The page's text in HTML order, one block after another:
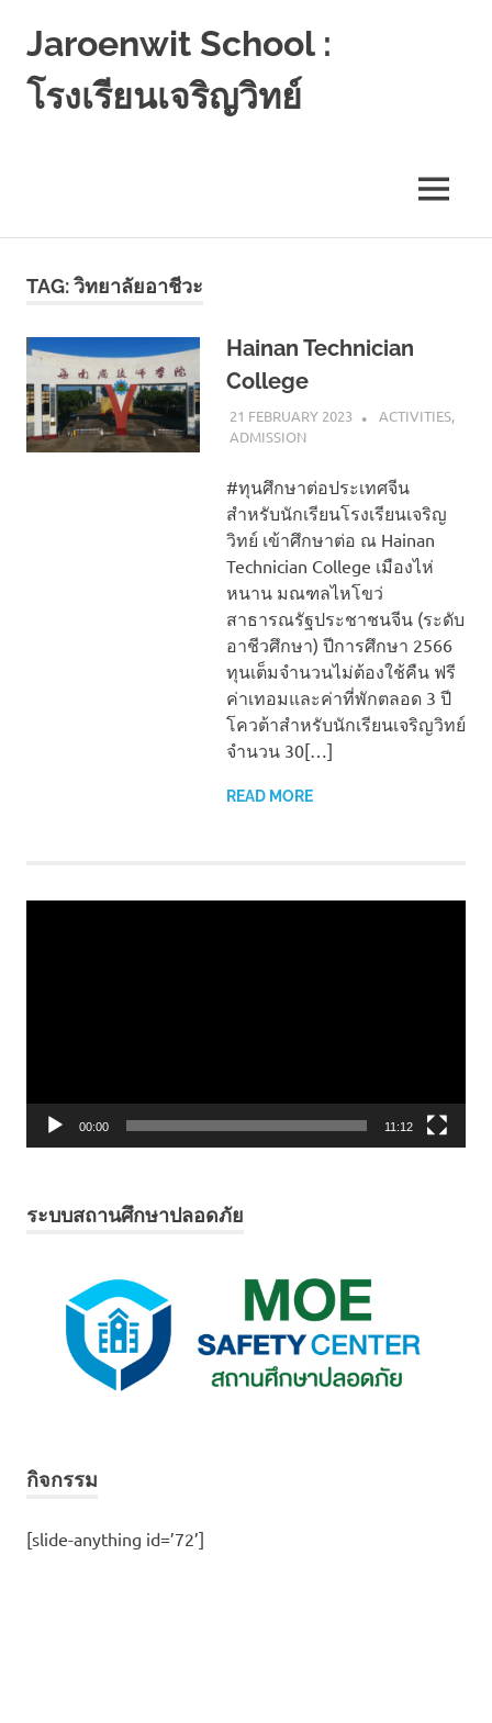
Jaroenwit School :
โรงเรียนเจริญวิทย์
MENU
TAG:วิทยาลัยอาชีวะ
Hainan Technician
College
21 FEBRUARY 2023 NAPASS
ACTIVITIES,
ADMISSION
#ทุนศึกษาต่อประเทศจีน
สำหรับนักเรียนโรงเรียนเจริญ
วิทย์ เข้าศึกษาต่อ ณ Hainan
Technician College เมืองไห่
หนาน มณฑลไหโขว่
สาธารณรัฐประชาชนจีน (ระดับ
อาชีวศึกษา) ปีการศึกษา 2566
ทุนเต็มจำนวนไม่ต้องใช้คืน ฟรี
ค่าเทอมและค่าที่พักตลอด 3 ปี
โควต้าสำหรับนักเรียนเจริญวิทย์
จำนวน 30[…]
READ MORE
00:00 11:12
ระบบสถานศึกษาปลอดภัย
กิจกรรม
[slide-anything id=’72’]